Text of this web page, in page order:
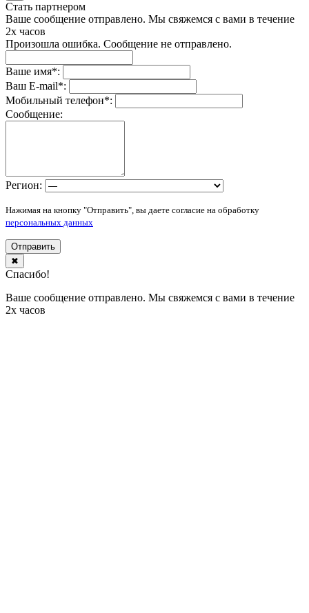
Стать партнером
Ваше сообщение отправлено. Мы свяжемся с вами в течение
2х часов
Произошла ошибка. Сообщение не отправлено.
Ваше имя*:
Ваш E-mail*:
Мобильный телефон*:
Сообщение:
Регион:
Нажимая на кнопку "Отправить", вы даете согласие на обработку
персональных данных
Отправить
✖
Спасибо!
Ваше сообщение отправлено. Мы свяжемся с вами в течение
2х часов